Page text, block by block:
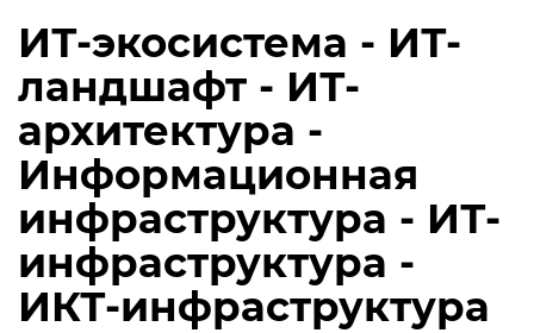
ИТ-экосистема - ИТ-
ландшафт - ИТ-
архитектура -
Информационная
инфраструктура - ИТ-
инфраструктура -
ИКТ-инфраструктура